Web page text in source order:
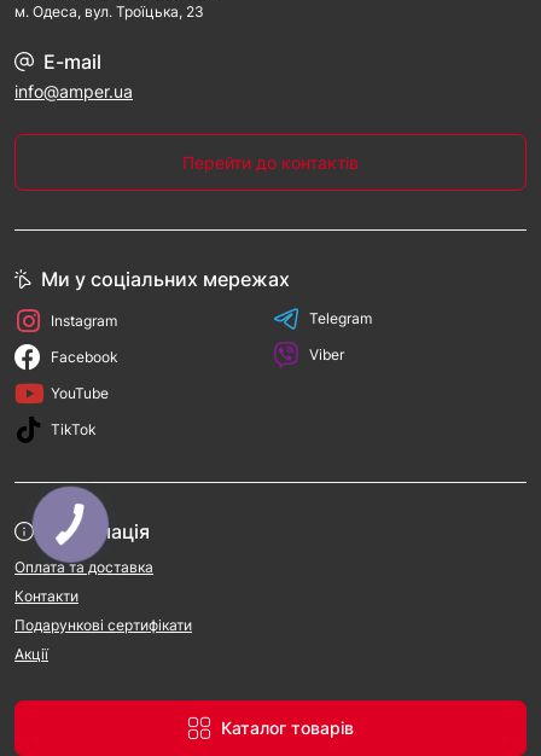
м. Одеса, вул. Троїцька, 23
E-mail
info@amper.ua
Перейти до контактів
Інформація
Оплата та доставка
Контакти
Подарункові сертифікати
Акції
Каталог товарів
Ми у соціальних мережах
Instagram
Facebook
YouTube
TikTok
Telegram
Viber